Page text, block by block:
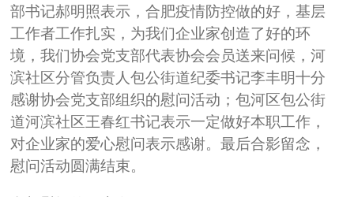
部书记郝明照表示，合肥疫情防控做的好，基层
工作者工作扎实，为我们企业家创造了好的环
境，我们协会党支部代表协会会员送来问候，河
滨社区分管负责人包公街道纪委书记李丰明十分
感谢协会党支部组织的慰问活动；包河区包公街
道河滨社区王春红书记表示一定做好本职工作，
对企业家的爱心慰问表示感谢。最后合影留念，
慰问活动圆满结束。